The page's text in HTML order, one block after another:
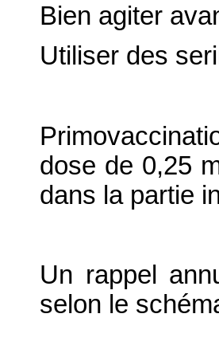
Bien agiter
Utiliser des
dose de 0,25
dans la partie
Un rappel
selon le